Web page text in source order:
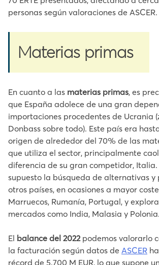
personas según valoraciones de ASCER.
Materias primas
En cuanto a las materias primas, es
que España adolece de una gran
importaciones procedentes de Ucrania
Donbass sobre todo). Este país era
origen de alrededor del 70% de las
que utiliza el sector, principalmente
diferencia de su gran competidor, Italia.
supuesto la búsqueda de alternativas y
otros países, en ocasiones a mayor
Marruecos, Rumanía, Portugal, y
mercados como India, Malasia y Polonia.
El balance del 2022podemos valorarlo
la facturación según datos de ASCER
récord de 5.700 M EUR, lo que supone